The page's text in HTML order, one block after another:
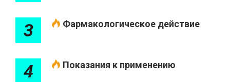
3 Фармакологическое действие
4 Показания к применению